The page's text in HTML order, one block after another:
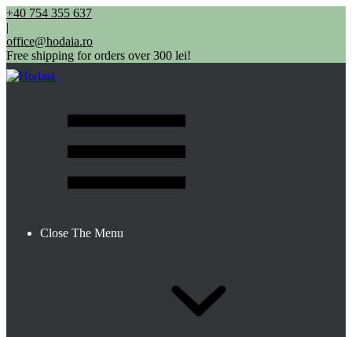
+40 754 355 637
|
office@hodaia.ro
Free shipping for orders over 300 lei!
Close The Menu